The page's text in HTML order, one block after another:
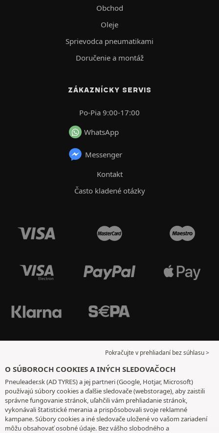
Obchod
Oleje
Sprievodca pneumatikami
Doručenie a montáž
ZÁKAZNÍCKY SERVIS
Po-Pia 9:00-17:00
WhatsApp
Messenger
Kontakt
Často kladené otázky
Pokračujte v prehliadaní bez súhlasu >
O SÚBOROCH COOKIES A INÝCH SLEDOVAČOCH
Pneuleader.sk (AD TYRES) a jej partneri (Google, Hotjar, Microsoft)
používajú súbory cookies a ďalšie sledovače (webstorage), aby zaistili
správne fungovanie stránok, uľahčili vám prehliadanie stránok,
vykonávali štatistické merania a prispôsobovali svoje reklamné
kampane. Súbory cookies a iné sledovače uložené vo vašom zariadení
môžu obsahovať osobné údaje. Bez vášho slobodného a